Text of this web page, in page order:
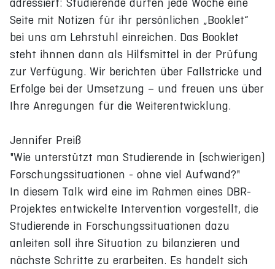
adressiert: Studierende dürfen jede Woche eine
Seite mit Notizen für ihr persönlichen „Booklet“
bei uns am Lehrstuhl einreichen. Das Booklet
steht ihnnen dann als Hilfsmittel in der Prüfung
zur Verfügung. Wir berichten über Fallstricke und
Erfolge bei der Umsetzung – und freuen uns über
Ihre Anregungen für die Weiterentwicklung.
Jennifer Preiß
"Wie unterstützt man Studierende in (schwierigen)
Forschungssituationen - ohne viel Aufwand?"
In diesem Talk wird eine im Rahmen eines DBR-
Projektes entwickelte Intervention vorgestellt, die
Studierende in Forschungssituationen dazu
anleiten soll ihre Situation zu bilanzieren und
nächste Schritte zu erarbeiten. Es handelt sich